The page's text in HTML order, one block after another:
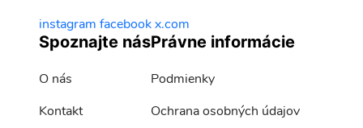
instagram facebookx.com
Spoznajte nás
O nás
Kontakt
Právne informácie
Podmienky
Ochrana osobných údajov